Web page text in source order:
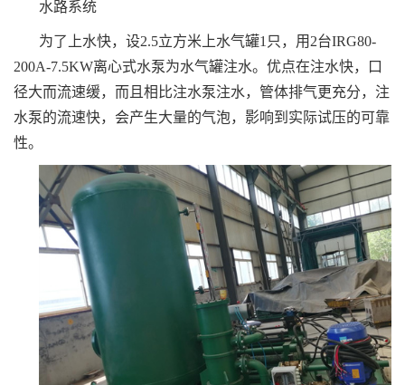
水路系统
为了上水快，设2.5立方米上水气罐1只，用2台IRG80-
200A-7.5KW离心式水泵为水气罐注水。优点在注水快，口
径大而流速缓，而且相比注水泵注水，管体排气更充分，注
水泵的流速快，会产生大量的气泡，影响到实际试压的可靠
性。